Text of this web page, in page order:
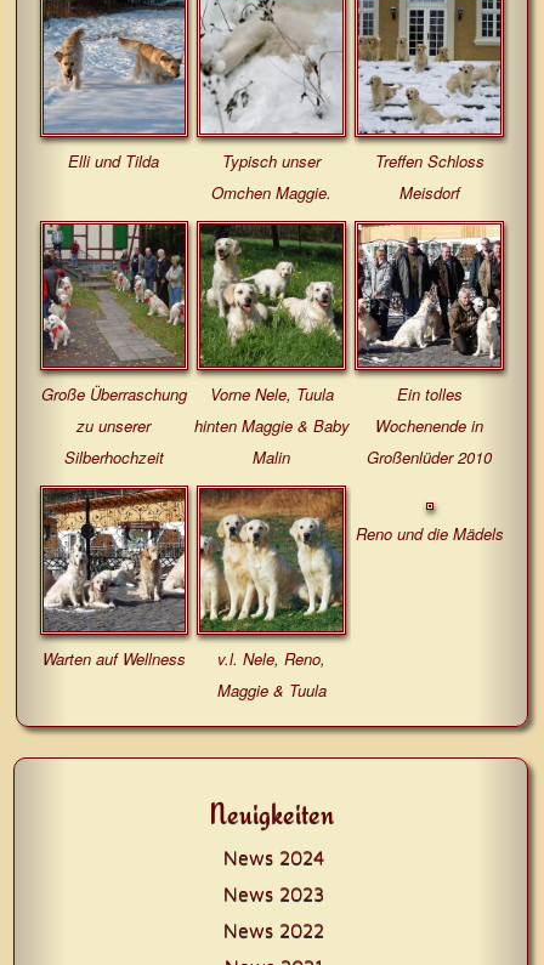
Elli und Tilda
Typisch unser
Omchen Maggie.
Treffen Schloss
Meisdorf
Große Überraschung
zu unserer
Silberhochzeit
Vorne Nele, Tuula
hinten Maggie & Baby
Malin
Ein tolles
Wochenende in
Großenlüder 2010
Warten auf Wellness
v.l. Nele, Reno,
Maggie & Tuula
Reno und die Mädels
Neuigkeiten
News 2024
News 2023
News 2022